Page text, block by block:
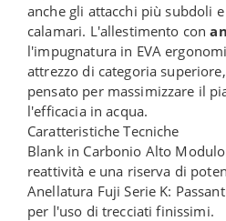
anche gli attacchi più subdoli
calamari. L'allestimento con
l'impugnatura in EVA
attrezzo di categoria
pensato per massimizzare il
l'efficacia in acqua.
Caratteristiche Tecniche
Blank in Carbonio Alto
reattività e una riserva di
Anellatura Fuji Serie K:
per l'uso di trecciati finissimi.